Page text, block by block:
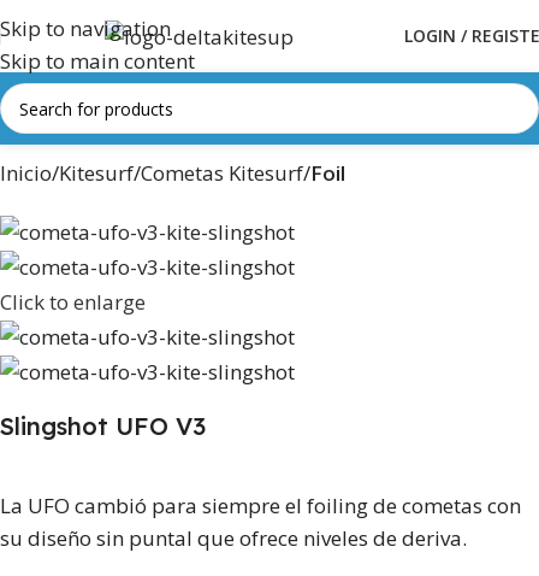
Skip to navigation
Skip to main content
LOGIN /
Inicio Kitesurf Cometas Kitesurf Foil
Click to enlarge
Slingshot UFO V3
La UFO cambió para siempre el foiling de cometas con
su diseño sin puntal que ofrece niveles de deriva.